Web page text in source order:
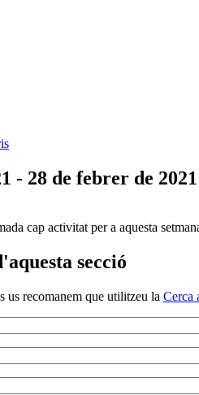
- 28 de febrer de 2021
cap activitat per a aquesta
secció
us recomanem que utilitzeu la Cerca